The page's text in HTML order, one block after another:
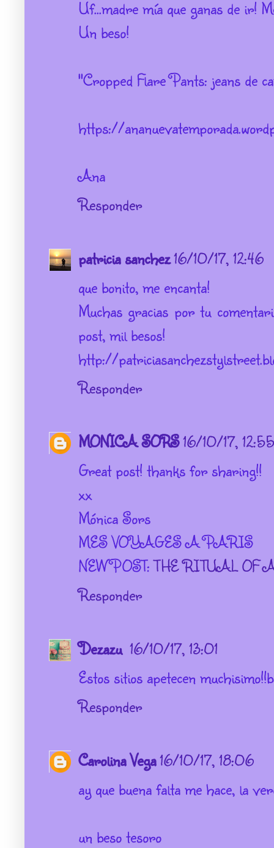
Uf...madre mía que ganas de ir!
Un beso!
"Cropped Flare Pants: jeans de
https://
Ana
Responder
patricia sanchez16/10/17, 12:46
que bonito, me encanta!
Muchas gracias por tu
post, mil besos!
http://
Responder
MONICA SORS16/10/17, 12:55
Great post! thanks for sharing!!
xx
Mónica Sors
MES VOYAGES À PARIS
NEW POST:THE RITUAL OF
Responder
Dezazu 16/10/17, 13:01
Estos sitios apetecen
Responder
Carolina Vega16/10/17, 18:06
ay que buena falta me hace, la
un beso tesoro